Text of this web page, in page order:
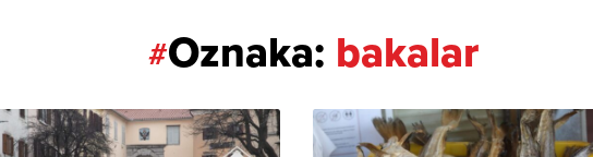
#Oznaka: bakalar